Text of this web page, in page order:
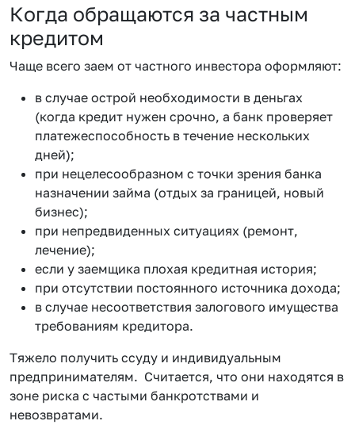
Когда обращаются за частным
кредитом
Чаще всего заем от частного инвестора оформляют:
в случае острой необходимости в деньгах
(когда кредит нужен срочно, а банк проверяет
платежеспособность в течение нескольких
дней);
при нецелесообразном с точки зрения банка
назначении займа (отдых за границей, новый
бизнес);
при непредвиденных ситуациях (ремонт,
лечение);
если у заемщика плохая кредитная история;
при отсутствии постоянного источника дохода;
в случае несоответствия залогового имущества
требованиям кредитора.
Тяжело получить ссуду и индивидуальным
предпринимателям. Считается, что они находятся в
зоне риска с частыми банкротствами и
невозвратами.